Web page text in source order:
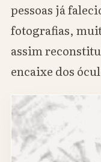
pessoas já
fotografias,
assim
encaixe dos